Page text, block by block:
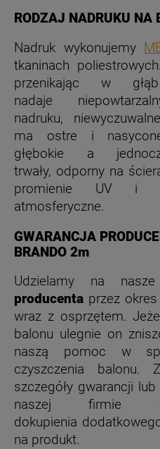
RODZAJ NADRUKU NA
Nadruk wykonujemy
tkaninach
przenikając w
nadaje
nadruku,
ma ostre i
głębokie a
trwały, odporny na
promienie UV i
atmosferyczne.
GWARANCJA
BRANDO 2m
Udzielamy na
producenta przez
wraz z osprzętem.
balonu ulegnie on
naszą pomoc w
czyszczenia balonu.
szczegóły gwarancji
naszej firmie
dokupienia
na produkt.